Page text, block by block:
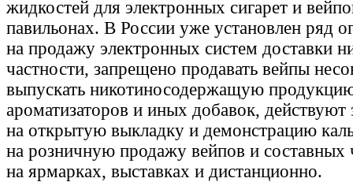
жидкостей для электронных сигарет и
павильонах. В России уже установлен ряд
на продажу электронных систем доставки
частности, запрещено продавать вейпы
выпускать никотиносодержащую
ароматизаторов и иных добавок, действуют
на открытую выкладку и демонстрацию
на розничную продажу вейпов и составных
на ярмарках, выставках и дистанционно.